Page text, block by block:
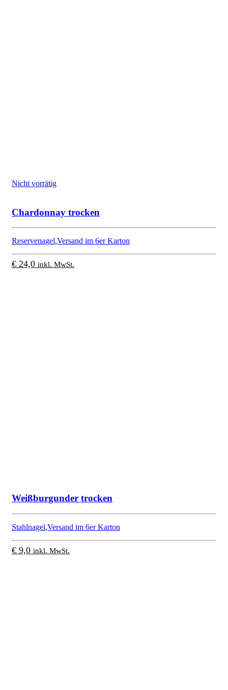
Nicht vorrätig
Chardonnay trocken
Reservenagel,Versand im 6er Karton
€ 24,0 inkl. MwSt.
Weißburgunder trocken
Stahlnagel,Versand im 6er Karton
€ 9,0 inkl. MwSt.